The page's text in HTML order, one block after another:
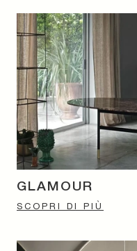
GLAMOUR
SCOPRI DI PIÙ